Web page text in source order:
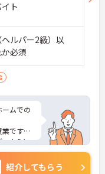
ト
ルパー2級）以
必須
ムでの
業です♪
さらに
談くださ
紹介してもらう